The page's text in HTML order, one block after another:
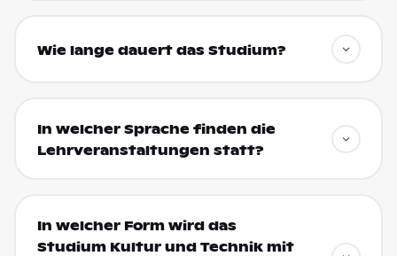
Wie lange dauert das Studium?
In welcher Sprache finden die
Lehrveranstaltungen statt?
In welcher Form wird das
Studium Kultur und Technik mit